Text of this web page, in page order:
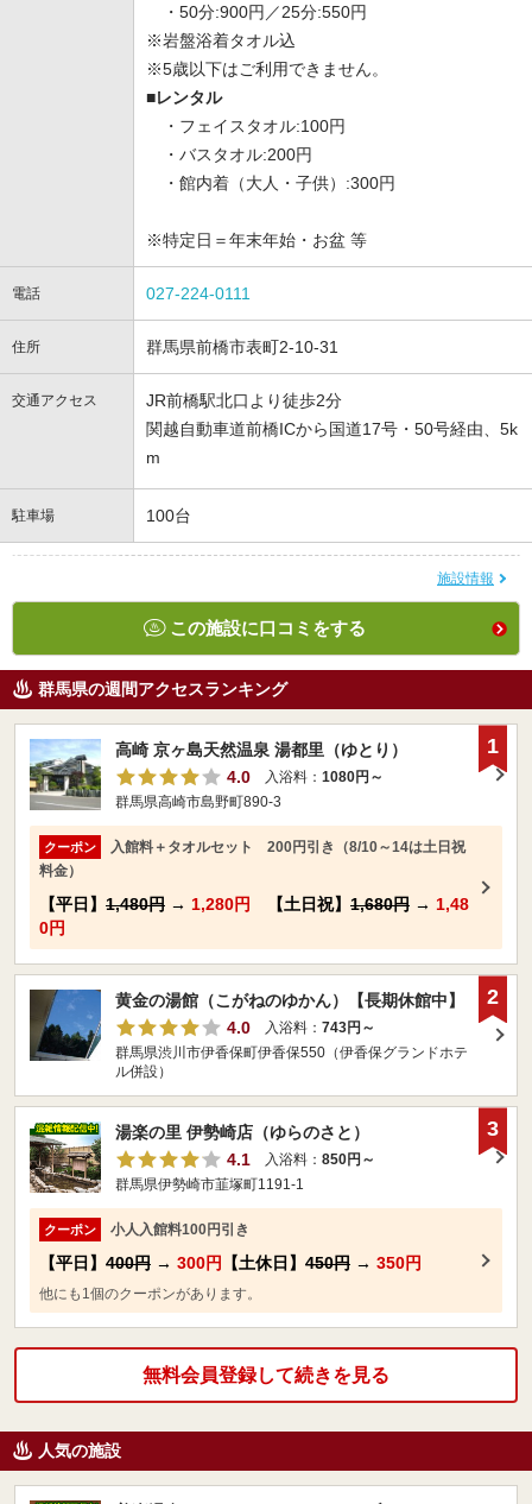
・50分:900円／25分:550円
※岩盤浴着タオル込
※5歳以下はご利用できません。
■レンタル
・フェイスタオル:100円
・バスタオル:200円
・館内着（大人・子供）:300円
※特定日＝年末年始・お盆 等
電話 027-224-0111
住所 群馬県前橋市表町2-10-31
交通アクセス
JR前橋駅北口より徒歩2分
関越自動車道前橋ICから国道17号・50号経由、5k
m
駐車場 100台
施設情報
この施設に口コミをする
群馬県の週間アクセスランキング
高崎 京ヶ島天然温泉 湯都里（ゆとり）
4.0
入浴料： 1080円～
群馬県高崎市島野町890-3
クーポン
入館料＋タオルセット 200円引き（8/10～14は土日祝
料金）
【平日】 1,480円 → 1,280円 【土日祝】 1,680円 → 1,48
0円
1
黄金の湯館（こがねのゆかん）【長期休館中】
4.0
入浴料： 743円～
群馬県渋川市伊香保町伊香保550（伊香保グランドホテ
ル併設）
2
湯楽の里 伊勢崎店（ゆらのさと）
4.1
入浴料： 850円～
群馬県伊勢崎市韮塚町1191-1
クーポン 小人入館料100円引き
【平日】 400円 → 300円 【土休日】 450円 → 350円
他にも1個のクーポンがあります。
3
無料会員登録して続きを見る
人気の施設